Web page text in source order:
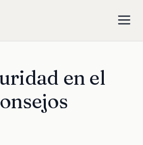
en el